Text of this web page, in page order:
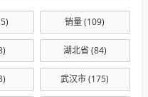
销量(109)
湖北省 (84)
武汉市(175)